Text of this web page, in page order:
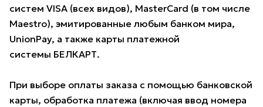
систем VISA (всех видов), MasterCard (в том числе
Maestro), эмитированные любым банком мира,
UnionPay, а также карты платежной
системы БЕЛКАРТ.
При выборе оплаты заказа с помощью банковской
карты, обработка платежа (включая ввод номера